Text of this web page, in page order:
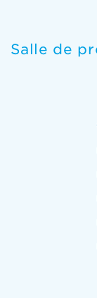
Salle de